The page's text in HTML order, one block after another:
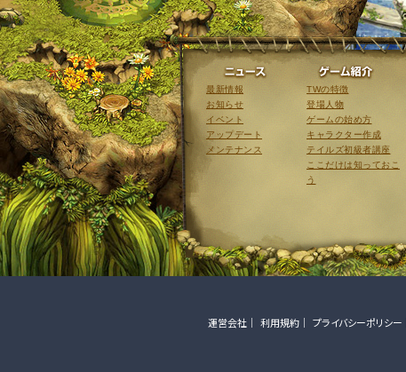
ニュース
最新情報
お知らせ
イベント
アップデート
メンテナンス
TWの特徴
登場人物
ゲームの始め方
キャラクター作成
テイルズ初級者講座
ここだけは知っておこ
う
運営会社 利用規約 プライバシーポリシー